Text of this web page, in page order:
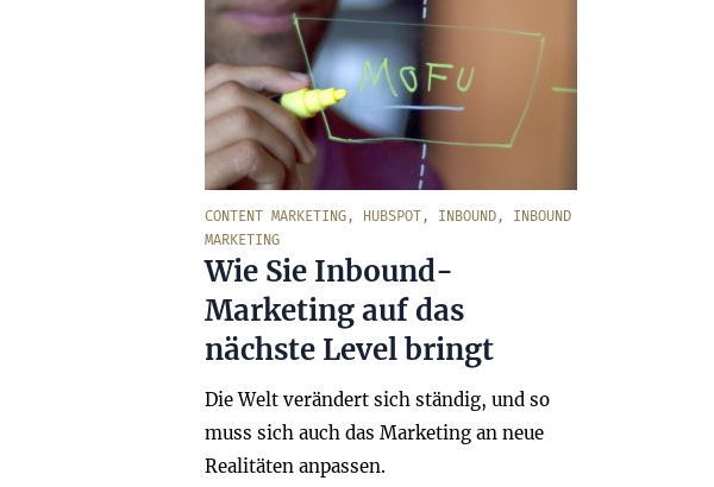
CONTENT MARKETING, HUBSPOT, INBOUND, INBOUND
MARKETING
Wie Sie Inbound-
Marketing auf das
nächste Level bringt
Die Welt verändert sich ständig, und so
muss sich auch das Marketing an neue
Realitäten anpassen.